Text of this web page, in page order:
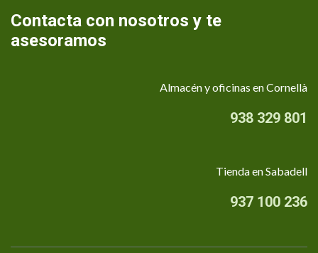
Contacta con nosotros y te
asesoramos
Almacén y oficinas en Cornellà
938 329 801
Tienda en Sabadell
937 100 236